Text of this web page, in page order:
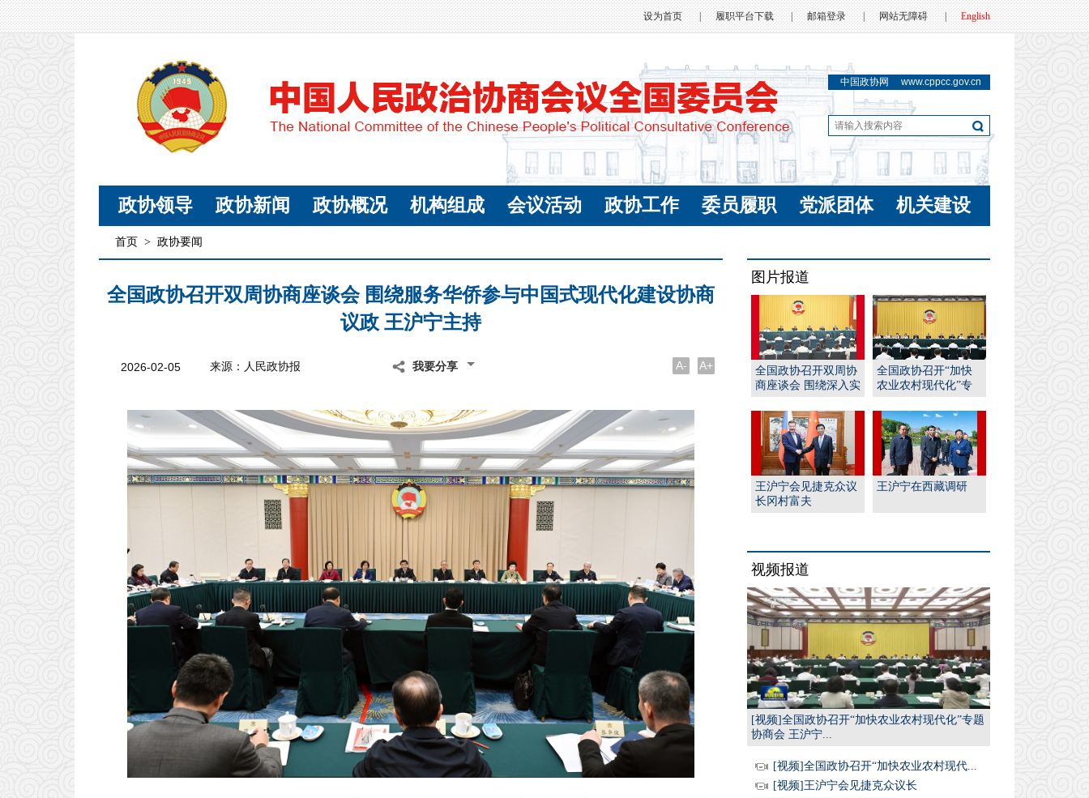
设为首页 履职平台下载 | 邮箱登录 网站无障碍 | English
中国政协网 www.cppcc.gov.cn
政协领导 政协新闻 政协概况 机构组成 会议活动 政协工作 委员履职 党派团体 机关建设
首页 > 政协要闻
全国政协召开双周协商座谈会 围绕服务华侨参与中国式现代化建设协商
议政 王沪宁主持
2026-02-05 来源：人民政协报 我要分享 A- A+
图片报道
全国政协召开双周协
商座谈会 围绕深入实
动...
全国政协召开“加快
农业农村现代化”专
并...
王沪宁会见捷克众议
长冈村富夫
王沪宁在西藏调研
视频报道
[视频]全国政协召开“加快农业农村现代化”专题
协商会 王沪宁...
[视频]全国政协召开“加快农业农村现代...
[视频]王沪宁会见捷克众议长